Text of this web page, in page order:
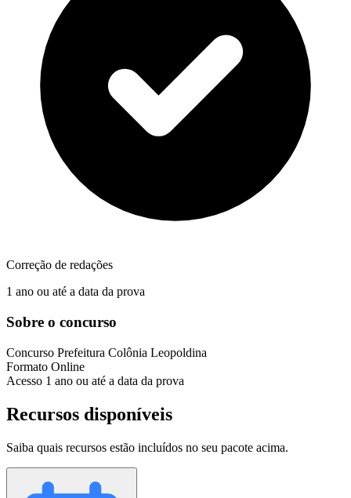
Correção de redações
1 ano ou até a data da prova
Sobre o concurso
Concurso Prefeitura Colônia Leopoldina
Formato Online
Acesso 1 ano ou até a data da prova
Recursos disponíveis
Saiba quais recursos estão incluídos no seu pacote acima.